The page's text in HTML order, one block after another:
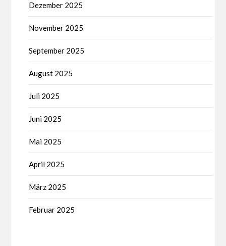
Dezember 2025
November 2025
September 2025
August 2025
Juli 2025
Juni 2025
Mai 2025
April 2025
März 2025
Februar 2025